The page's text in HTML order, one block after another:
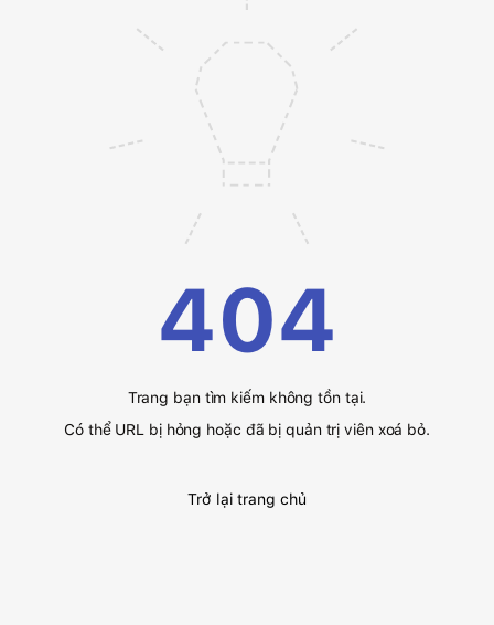
404
Trang bạn tìm kiếm không tồn tại.
Có thể URL bị hỏng hoặc đã bị quản trị viên xoá bỏ.
Trở lại trang chủ